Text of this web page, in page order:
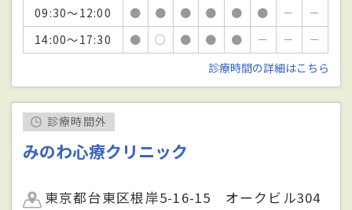
09:30～12:00 ● ● ● ● ● ● －
－
14:00～17:30
● ○ ● ● ● － －
－
診療時間の詳細はこちら
診療時間外
みのわ心療クリニック
東京都台東区根岸5-16-15 オークビル304